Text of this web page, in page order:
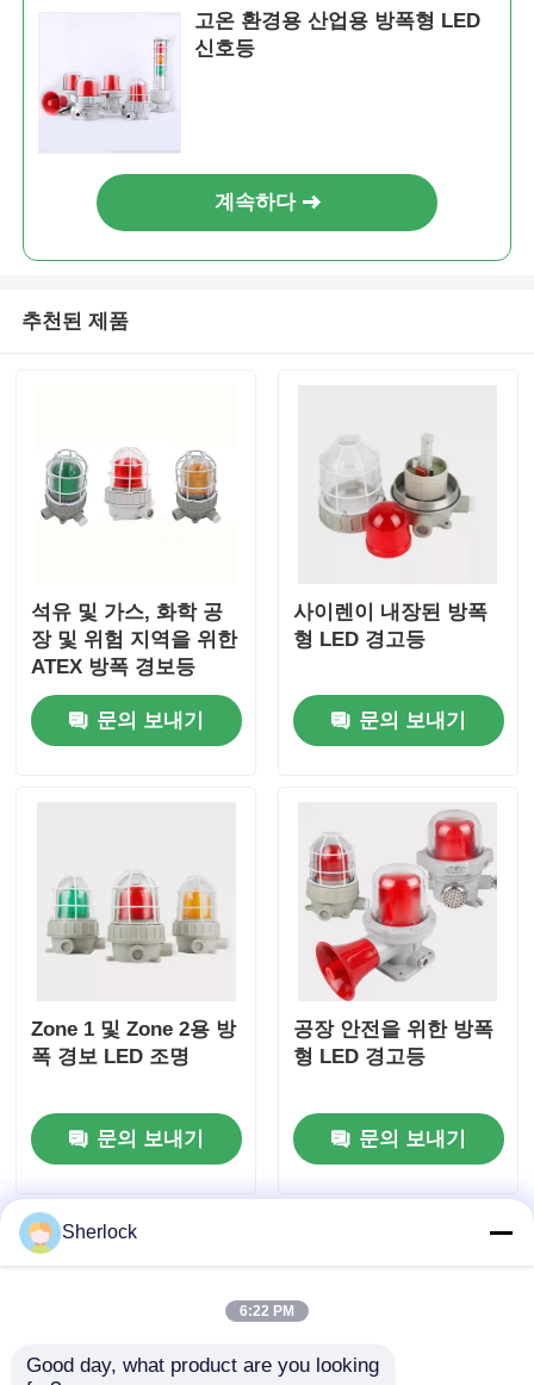
고온 환경용 산업용 방폭형 LED
신호등
계속하다
추천된 제품
석유 및 가스, 화학 공
장 및 위험 지역을 위한
ATEX 방폭 경보등
문의 보내기
사이렌이 내장된 방폭
형 LED 경고등
문의 보내기
Zone 1 및 Zone 2용 방
폭 경보 LED 조명
문의 보내기
공장 안전을 위한 방폭
형 LED 경고등
문의 보내기
Sherlock
6:22 PM
Good day, what product are you looking